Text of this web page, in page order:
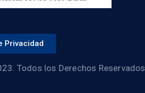
Privacidad
Todos los Derechos Reservados